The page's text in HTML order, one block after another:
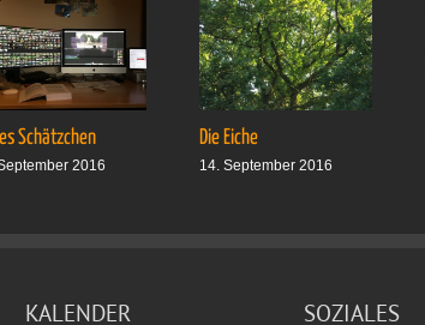
Schätzchen
2016
Die Eiche
14. September 2016
KALENDER SOZIALES